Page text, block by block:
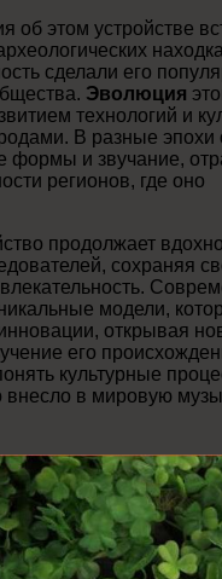
об этом устройстве
сделали его
Эволюция
технологий и
В разные эпохи
формы и звучание,
регионов, где оно
продолжает
сохраняя
модели,
открывая
его
культурные
внесло в мировую